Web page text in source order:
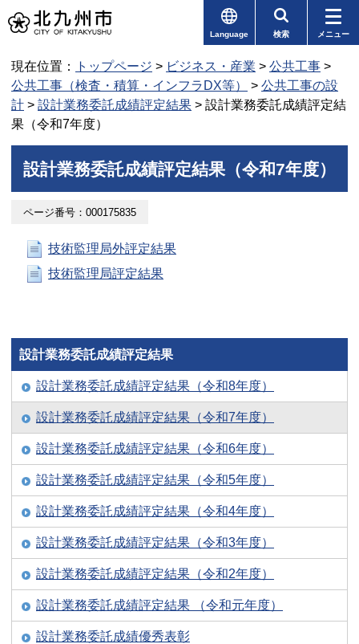
Language 検索 メニュー
現在位置： トップページ > ビジネス・産業 > 公共工事 >
公共工事（検査・積算・インフラDX等）
> 公共工事の設
計 > 設計業務委託成績評定結果 > 設計業務委託成績評定結
果（令和7年度）
設計業務委託成績評定結果（令和7年度）
ページ番号：000175835
技術監理局外評定結果
技術監理局評定結果
設計業務委託成績評定結果
設計業務委託成績評定結果（令和8年度）
設計業務委託成績評定結果（令和7年度）
設計業務委託成績評定結果（令和6年度）
設計業務委託成績評定結果（令和5年度）
設計業務委託成績評定結果（令和4年度）
設計業務委託成績評定結果（令和3年度）
設計業務委託成績評定結果（令和2年度）
設計業務委託成績評定結果 （令和元年度）
設計業務委託成績優秀表彰